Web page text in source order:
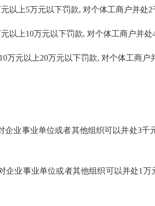
上5万元以下罚款, 对个体工商户并处2
上10万元以下罚款, 对个体工商户并处
元以上20万元以下罚款, 对个体工商户
业事业单位或者其他组织可以并处3千
业事业单位或者其他组织可以并处1万